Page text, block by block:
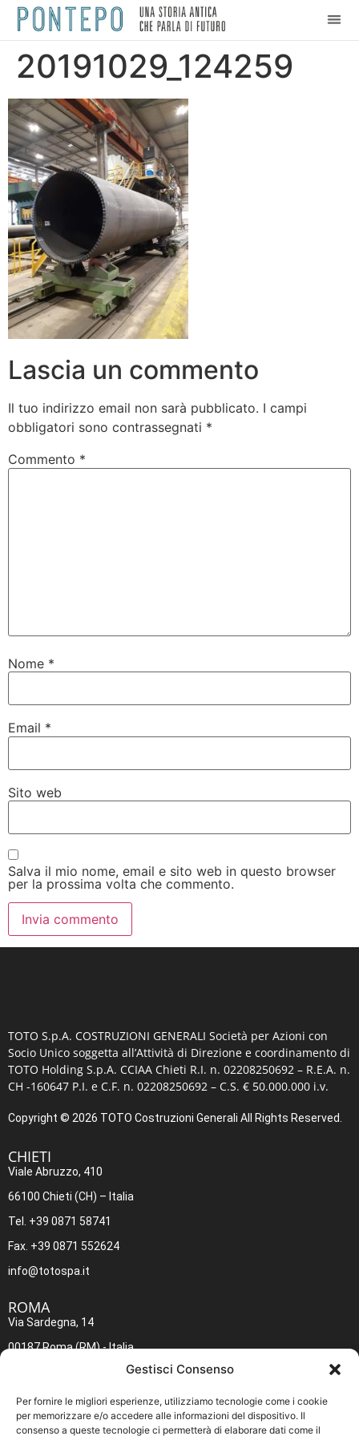
Gestisci Consenso
Per fornire le migliori esperienze, utilizziamo tecnologie come i cookie
per memorizzare e/o accedere alle informazioni del dispositivo. Il
consenso a queste tecnologie ci permetterà di elaborare dati come il
20191029_124259
Lascia un commento
Il tuo indirizzo email non sarà pubblicato. I campi
obbligatori sono contrassegnati *
Commento *
Nome *
Email *
Sito web
Salva il mio nome, email e sito web in questo browser
per la prossima volta che commento.
TOTO S.p.A. COSTRUZIONI GENERALI Società per Azioni con
Socio Unico soggetta all’Attività di Direzione e coordinamento di
TOTO Holding S.p.A. CCIAA Chieti R.I. n. 02208250692 – R.E.A. n.
CH -160647 P.I. e C.F. n. 02208250692 – C.S. € 50.000.000 i.v.
Copyright © 2026 TOTO Costruzioni Generali All Rights Reserved.
CHIETI​
Viale Abruzzo, 410
66100 Chieti (CH) – Italia
Tel. +39 0871 58741
Fax. +39 0871 552624
info@totospa.it
ROMA​
Via Sardegna, 14
00187 Roma (RM) - Italia
Fax. +39 06 4883645
inforoma@totospa.it